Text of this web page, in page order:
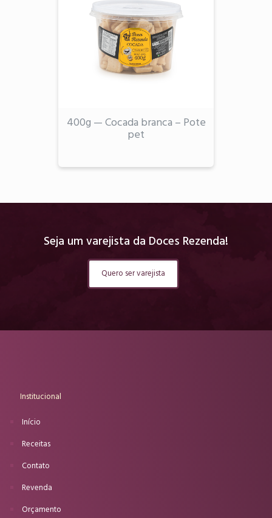
400g — Cocada branca – Pote
pet
Seja um varejista da Doces Rezenda!
Quero ser varejista
Institucional
Início
Receitas
Contato
Revenda
Orçamento